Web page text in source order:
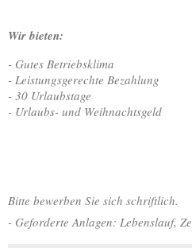
Wir bieten:
- Gutes Betriebsklima
- Leistungsgerechte Bezahlung
- 30 Urlaubstage
- Urlaubs- und Weihnachtsgeld
Bitte bewerben Sie sich schriftlich.
- Geforderte Anlagen: Lebenslauf,